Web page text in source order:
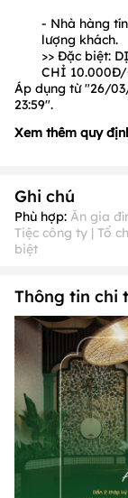
- Nhà hàng
lượng khách.
>> Đặc biệt:
CHỈ
Áp dụng từ "26/
23:59".
Xem thêm quy
Ghi chú
Phù hợp: Ăn gia
Tiệc công ty | Tổ
biệt
Thông tin chi